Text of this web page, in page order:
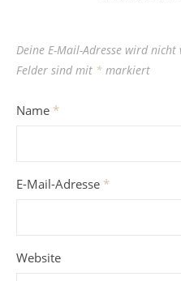
Deine E-Mail-Adresse wird
Felder sind mit * markiert
Name *
E-Mail-Adresse *
Website